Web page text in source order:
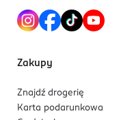
Zakupy
Znajdź drogerię
Karta podarunkowa